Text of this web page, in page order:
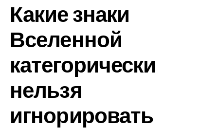
Какие знаки
Вселенной
категорически
нельзя
игнорировать